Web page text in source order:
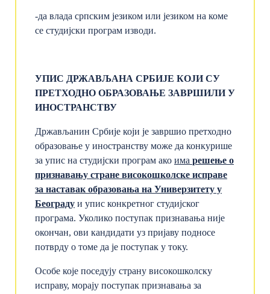
-да влада српским језиком или језиком на коме
се студијски програм изводи.
УПИС ДРЖАВЉАНА СРБИЈЕ КОЈИ СУ
ПРЕТХОДНО ОБРАЗОВАЊЕ ЗАВРШИЛИ У
ИНОСТРАНСТВУ
Држављанин Србије који је завршио претходно
образовање у иностранству може да конкурише
за упис на студијски програм ако има решење о
признавању стране високошколске исправе
за наставак образовања на Универзитету у
Београду и упис конкретног студијског
програма. Уколико поступак признавања није
окончан, ови кандидати уз пријаву подносе
потврду о томе да је поступак у току.
Особе које поседују страну високошколску
исправу, морају поступак признавања за